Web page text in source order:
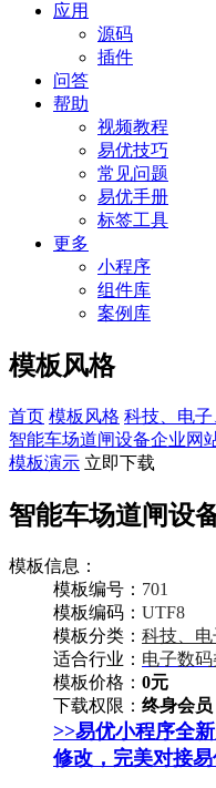
应用
源码
插件
问答
帮助
视频教程
易优技巧
常见问题
易优手册
标签工具
更多
小程序
组件库
案例库
模板风格
首页 模板风格 科技、电
智能车场道闸设备企业网
模板演示 立即下载
智能车场道闸设
模板信息：
模板编号： 701
模板编码： UTF8
模板分类： 科技、
适合行业： 电子数
模板价格： 0元
下载权限： 终身会员
>>易优小程序全
修改，完美对接易